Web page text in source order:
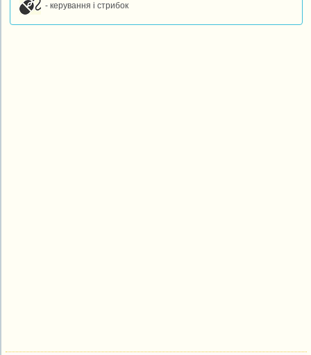
- керування і стрибок